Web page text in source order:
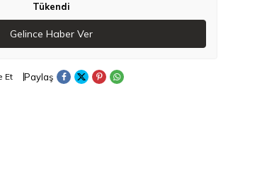
Tükendi
Gelince Haber Ver
Et Paylaş